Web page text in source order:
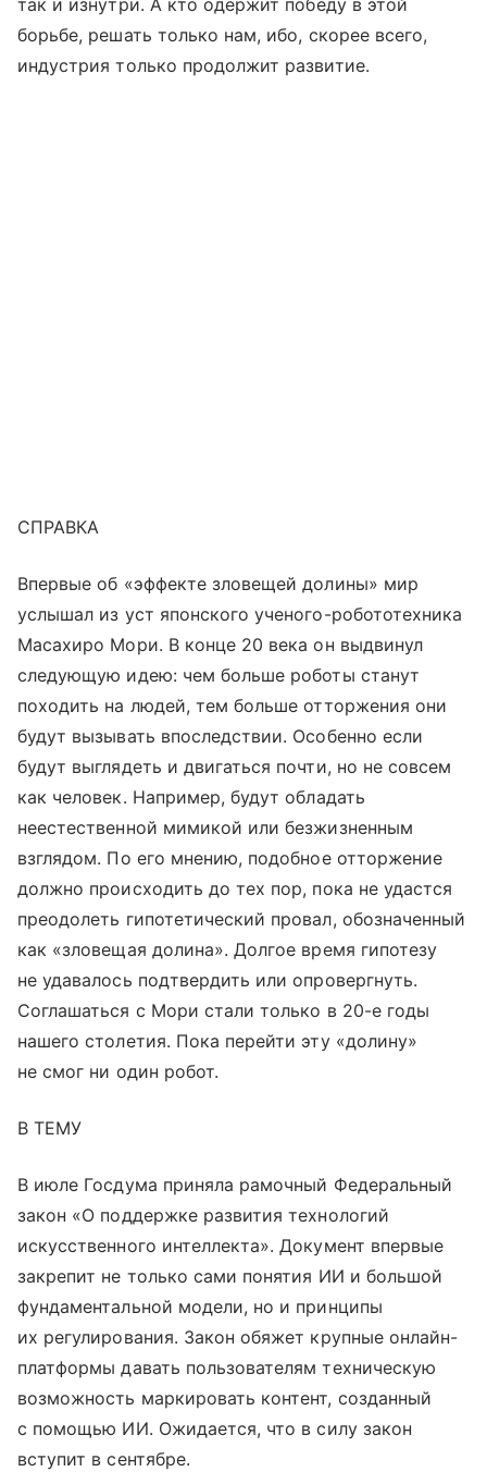
так и изнутри. А кто одержит победу в этой
борьбе, решать только нам, ибо, скорее всего,
индустрия только продолжит развитие.
СПРАВКА
Впервые об «эффекте зловещей долины» мир
услышал из уст японского ученого-робототехника
Масахиро Мори. В конце 20 века он выдвинул
следующую идею: чем больше роботы станут
походить на людей, тем больше отторжения они
будут вызывать впоследствии. Особенно если
будут выглядеть и двигаться почти, но не совсем
как человек. Например, будут обладать
неестественной мимикой или безжизненным
взглядом. По его мнению, подобное отторжение
должно происходить до тех пор, пока не удастся
преодолеть гипотетический провал, обозначенный
как «зловещая долина». Долгое время гипотезу
не удавалось подтвердить или опровергнуть.
Соглашаться с Мори стали только в 20-е годы
нашего столетия. Пока перейти эту «долину»
не смог ни один робот.
В ТЕМУ
В июле Госдума приняла рамочный Федеральный
закон «О поддержке развития технологий
искусственного интеллекта». Документ впервые
закрепит не только сами понятия ИИ и большой
фундаментальной модели, но и принципы
их регулирования. Закон обяжет крупные онлайн-
платформы давать пользователям техническую
возможность маркировать контент, созданный
с помощью ИИ. Ожидается, что в силу закон
вступит в сентябре.